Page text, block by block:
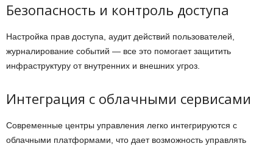
Безопасность и контроль доступа
Настройка прав доступа, аудит действий пользователей,
журналирование событий — все это помогает защитить
инфраструктуру от внутренних и внешних угроз.
Интеграция с облачными сервисами
Современные центры управления легко интегрируются с
облачными платформами, что дает возможность управлять